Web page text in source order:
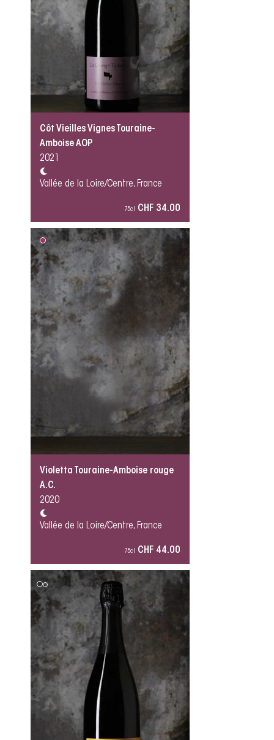
Côt Vieilles Vignes Touraine-
Amboise AOP
2021
Vallée de la Loire/Centre, France
75cl CHF 34.00
Violetta Touraine-Amboise rouge
A.C.
2020
Vallée de la Loire/Centre, France
75cl CHF 44.00